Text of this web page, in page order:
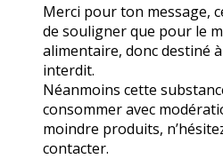
Merci pour ton message,
de souligner que pour le
alimentaire, donc destiné
interdit.
Néanmoins cette
consommer avec
moindre produits,
contacter.